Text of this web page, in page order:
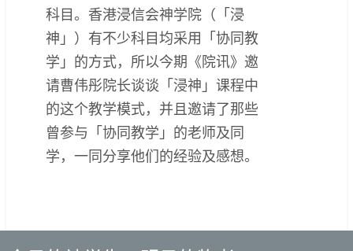
科目。香港浸信会神学院（「浸
神」）有不少科目均采用「协同教
学」的方式，所以今期《院讯》邀
请曹伟彤院长谈谈「浸神」课程中
的这个教学模式，并且邀请了那些
曾参与「协同教学」的老师及同
学，一同分享他们的经验及感想。